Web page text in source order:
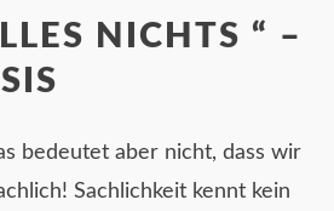
NICHTS “ –
bedeutet aber nicht, dass wir
Sachlichkeit kennt kein